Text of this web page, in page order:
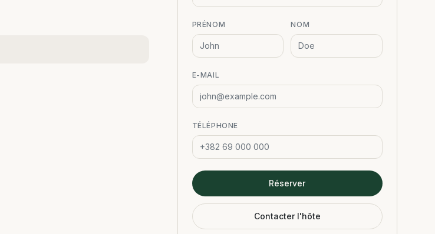
PRÉNOM NOM
E-MAIL
TÉLÉPHONE
Réserver
Contacter l'hôte